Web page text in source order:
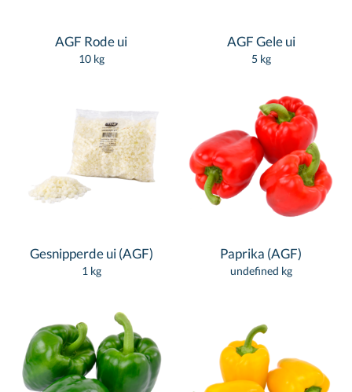
AGF Rode ui
10 kg
AGF Gele ui
5 kg
Gesnipperde ui (AGF)
1 kg
Paprika (AGF)
undefined kg